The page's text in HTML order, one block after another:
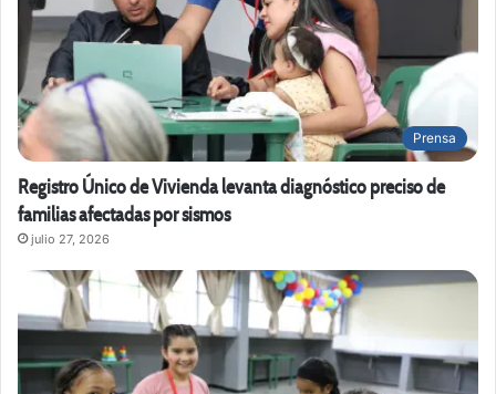
Prensa
Registro Único de Vivienda levanta diagnóstico preciso de
familias afectadas por sismos
julio 27, 2026